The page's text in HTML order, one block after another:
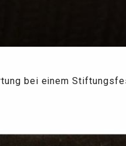
bei einem